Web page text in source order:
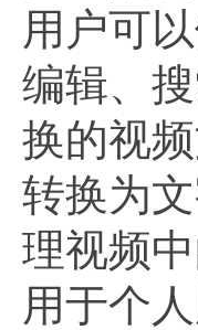
用户可
编辑、
换的视
转换为
理视频
用于个